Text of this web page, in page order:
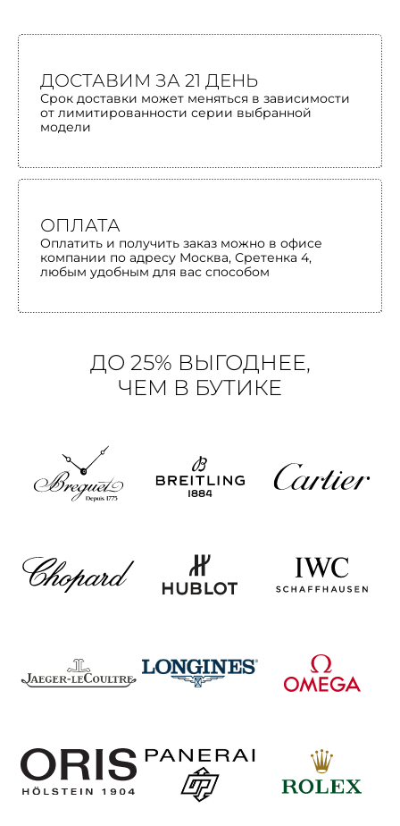
ДОСТАВИМ ЗА 21 ДЕНЬ
Срок доставки может меняться в зависимости
от лимитированности серии выбранной
модели
ОПЛАТА
Оплатить и получить заказ можно в офисе
компании по адресу Москва, Сретенка 4,
любым удобным для вас способом
ДО 25% ВЫГОДНЕЕ,
ЧЕМ В БУТИКЕ